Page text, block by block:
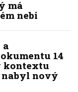
má
nebi
a
14
kontextu
nový